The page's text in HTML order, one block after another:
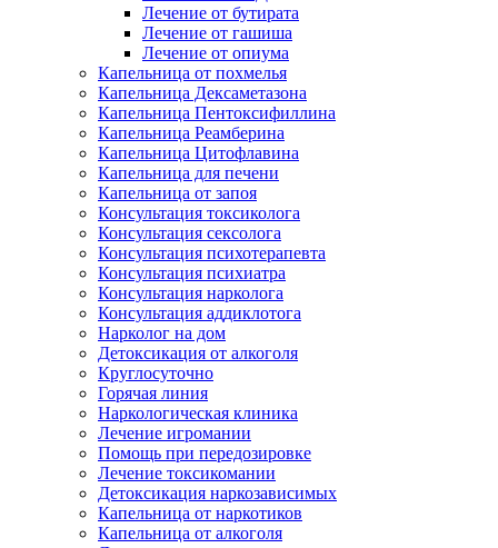
Лечение от бутирата
Лечение от гашиша
Лечение от опиума
Капельница от похмелья
Капельница Дексаметазона
Капельница Пентоксифиллина
Капельница Реамберина
Капельница Цитофлавина
Капельница для печени
Капельница от запоя
Консультация токсиколога
Консультация сексолога
Консультация психотерапевта
Консультация психиатра
Консультация нарколога
Консультация аддиклотога
Нарколог на дом
Детоксикация от алкоголя
Круглосуточно
Горячая линия
Наркологическая клиника
Лечение игромании
Помощь при передозировке
Лечение токсикомании
Детоксикация наркозависимых
Капельница от наркотиков
Капельница от алкоголя